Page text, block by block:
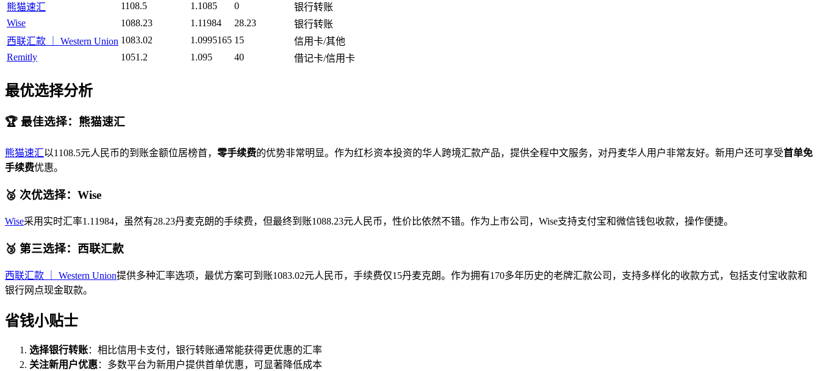
熊猫速汇
1108.5 1.1085 0
银行转账
Wise
1088.23 1.11984 28.23
银行转账
西联汇款 ｜ Western Union 1083.02 1.0995165 15
信用卡/其他
Remitly
1051.2 1.095 40 借记卡/信用卡
最优选择分析
🏆 最佳选择：熊猫速汇
熊猫速汇以1108.5元人民币的到账金额位居榜首， 零手续费的优势非常明显。作为红杉资本投资的华人跨境汇款产品，提供全程中文服务，对丹麦华人用户非常友好。新用户还可享受首单免
手续费优惠。
🥈 次优选择：Wise
Wise采用实时汇率1.11984，虽然有28.23丹麦克朗的手续费，但最终到账1088.23元人民币，性价比依然不错。作为上市公司，Wise支持支付宝和微信钱包收款，操作便捷。
🥉 第三选择：西联汇款
西联汇款 ｜ Western Union提供多种汇率选项，最优方案可到账1083.02元人民币，手续费仅15丹麦克朗。作为拥有170多年历史的老牌汇款公司，支持多样化的收款方式，包括支付宝收款和
银行网点现金取款。
省钱小贴士
选择银行转账：相比信用卡支付，银行转账通常能获得更优惠的汇率
关注新用户优惠：多数平台为新用户提供首单优惠，可显著降低成本